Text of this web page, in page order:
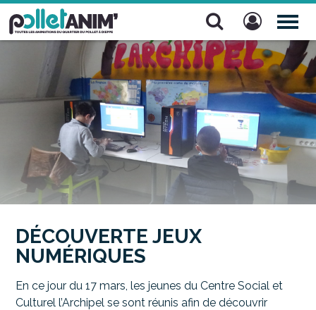
Pollet Anim'
DÉCOUVERTE JEUX
NUMÉRIQUES
En ce jour du 17 mars, les jeunes du Centre Social et
Culturel l’Archipel se sont réunis afin de découvrir